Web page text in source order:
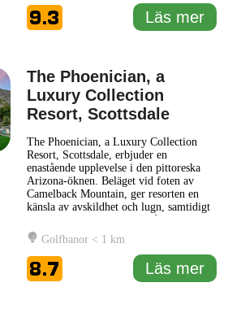
komfort, vilket gör det till en idealisk
destination för dem som
... Läs mer
9.3 Läs mer
The Phoenician, a
Luxury Collection
Resort, Scottsdale
The Phoenician, a Luxury Collection
Resort, Scottsdale, erbjuder en
enastående upplevelse i den pittoreska
Arizona-öknen. Beläget vid foten av
Camelback Mountain, ger resorten en
känsla av avskildhet och lugn, samtidigt
Scottsdale och det bredare omgivande
området. Hotellens elegans och
sofistikering speglas i dess design och
inredning, där moderna faciliteter
möter... Läs mer
Golfbanor < 1 km
8.7 Läs mer